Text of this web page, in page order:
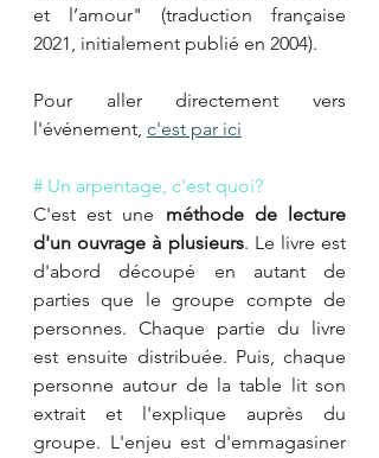
et l’amour" (traduction française
2021, initialement publié en 2004).
Pour aller directement vers
l'événement, c'est par ici
# Un arpentage, c'est quoi?
C'est est une méthode de lecture
d'un ouvrage à plusieurs. Le livre est
d'abord découpé en autant de
parties que le groupe compte de
personnes. Chaque partie du livre
est ensuite distribuée. Puis, chaque
personne autour de la table lit son
extrait et l'explique auprès du